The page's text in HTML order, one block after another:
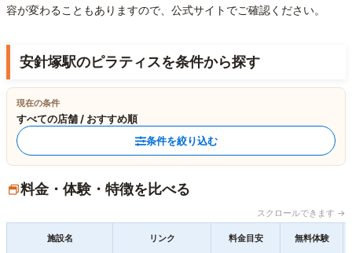
容が変わることもありますので、公式サイトでご確認ください。
安針塚駅のピラティスを条件から探す
現在の条件
すべての店舗 / おすすめ順
条件を絞り込む
料金・体験・特徴を比べる
スクロールできます →
施設名 リンク 料金目安 無料体験